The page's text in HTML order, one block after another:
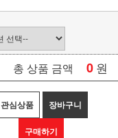
총 상품 금액 0 원
관심상품 장바구니
구매하기